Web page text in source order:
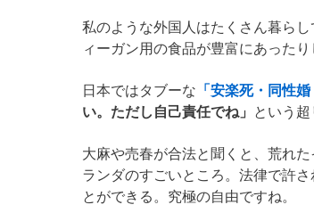
私のような外国人はたくさん暮ら
ィーガン用の食品が豊富にあった
日本ではタブーな 「安楽死・同性
い。ただし自己責任でね」 という超
大麻や売春が合法と聞くと、荒れ
ランダのすごいところ。法律で許
とができる。究極の自由ですね。